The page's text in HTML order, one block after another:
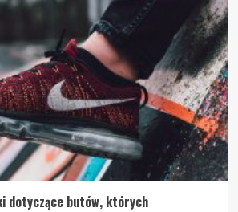
dotyczące butów, których